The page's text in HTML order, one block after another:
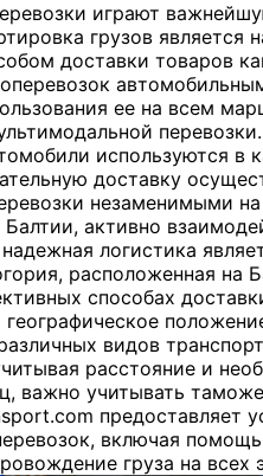
играют
грузов является
доставки товаров
ее на всем
используются в
доставку
незаменимыми
Балтии, активно
логистика
расположенная на
способах
видов
расстояние и
важно учитывать
предоставляет
включая
груза на всех